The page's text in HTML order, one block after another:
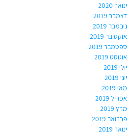
ינואר 2020
דצמבר 2019
נובמבר 2019
אוקטובר 2019
ספטמבר 2019
אוגוסט 2019
יולי 2019
יוני 2019
מאי 2019
אפריל 2019
מרץ 2019
פברואר 2019
ינואר 2019